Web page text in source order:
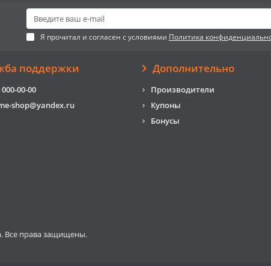
Я прочитал и согласен с условиями Политика
поддержки
00-00
shop@yandex.ru
Дополнительно
Производители
Купоны
Бонусы
Все права защищены.